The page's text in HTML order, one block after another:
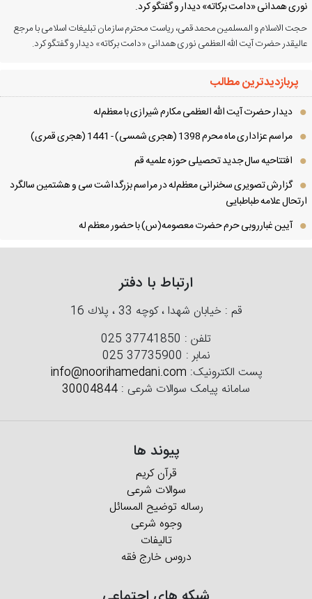
همدانی «دامت برکاته» دیدار و گفتگو کرد.
الاسلام و المسلمین محمد قمی، ریاست محترم سازمان تبلیغات اسلامی با مرجع
حضرت آیت الله العظمی نوری همدانی «دامت برکاته» دیدار و گفتگو کرد.
پربازدیدترین مطالب
دیدار حضرت آیت الله العظمی مكارم شیرازی با معظم‌له
مراسم عزاداری ماه محرم 1398 (هجری شمسی) - 1441 (هجری قمری)
افتتاحیه سال جدید تحصیلی حوزه علمیه قم
گزارش تصویری سخنرانی معظم‌له در مراسم بزرگداشت سی و هشتمین سالگرد
علامه طباطبایی
آیین غبارروبی حرم حضرت معصومه(س) با حضور معظم له
ارتباط با دفتر
قم : خیابان شهدا ، كوچه 33 ، پلاك 16
تلفن :025 37741850
نمابر :025 37735900
پست الکترونیک:info@noorihamedani.com
سامانه پیامک سوالات شرعی : 30004844
پیوند ها
قرآن کریم
سوالات شرعی
رساله توضیح المسائل
وجوه شرعی
تالیفات
دروس خارج فقه